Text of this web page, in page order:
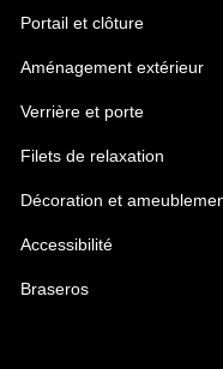
Portail et clôture
Aménagement extérieur
Verrière et porte
Filets de relaxation
Décoration et
Accessibilité
Braseros